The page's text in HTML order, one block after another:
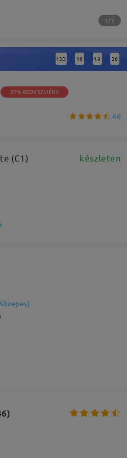
1/7
13D : 16 : 19 : 35
27% KEDVEZMÉNY
46
(C1) készleten
)